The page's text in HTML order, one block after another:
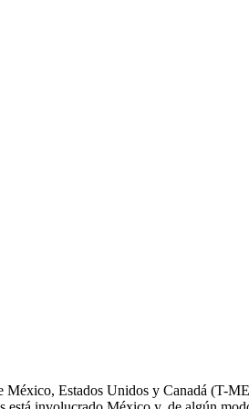
Estados Unidos y Canadá (T-